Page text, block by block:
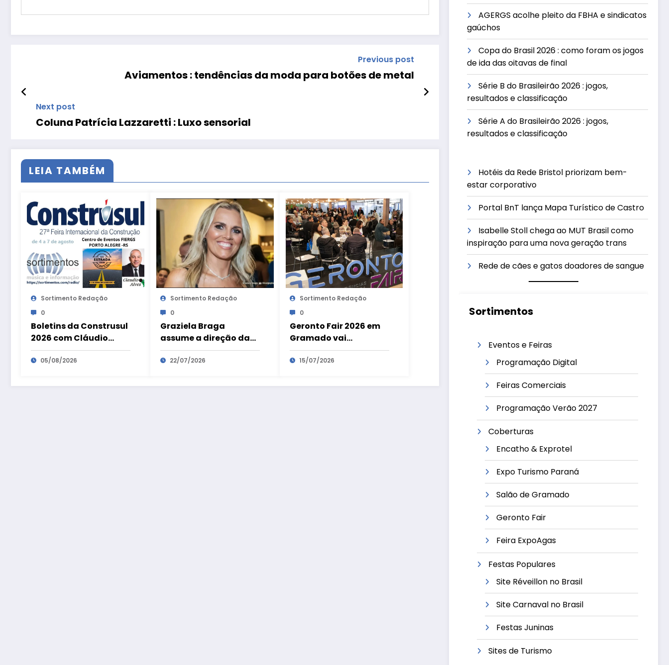
Previous post
Aviamentos : tendências da moda para botões de metal
Next post
Coluna Patrícia Lazzaretti : Luxo sensorial
LEIA TAMBÉM
Sortimento Redação
0
Boletins da Construsul
2026 com Cláudio
Alves
05/08/2026
Sortimento Redação
0
Graziela Braga
assume a direção da
Mostra Elite Design
22/07/2026
Sortimento Redação
0
Geronto Fair 2026 em
Gramado vai
apresentar debates e
oportunidades
‘Economia da
15/07/2026
AGERGS acolhe pleito da FBHA e sindicatos
gaúchos
Copa do Brasil 2026 : como foram os jogos
de ida das oitavas de final
Série B do Brasileirão 2026 : jogos,
resultados e classificação
Série A do Brasileirão 2026 : jogos,
resultados e classificação
Hotéis da Rede Bristol priorizam bem-
estar corporativo
Portal BnT lança Mapa Turístico de Castro
Isabelle Stoll chega ao MUT Brasil como
inspiração para uma nova geração trans
Rede de cães e gatos doadores de sangue
Sortimentos
Eventos e Feiras
Programação Digital
Feiras Comerciais
Programação Verão 2027
Coberturas
Encatho & Exprotel
Expo Turismo Paraná
Salão de Gramado
Geronto Fair
Feira ExpoAgas
Festas Populares
Site Réveillon no Brasil
Site Carnaval no Brasil
Festas Juninas
Sites de Turismo